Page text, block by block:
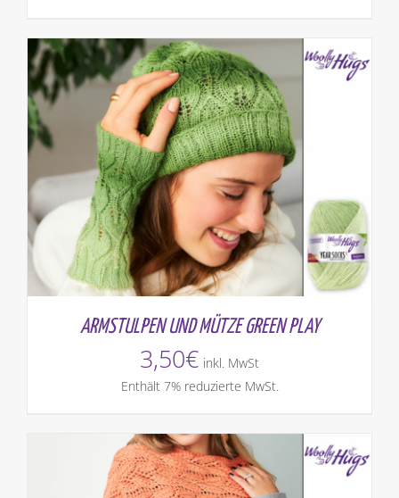
ARMSTULPEN UND MÜTZE GREEN PLAY
3,50€ inkl. MwSt
Enthält 7% reduzierte MwSt.